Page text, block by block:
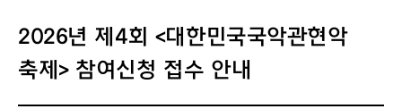
2026년 제4회 <대한민국국악관현악
축제> 참여신청 접수 안내